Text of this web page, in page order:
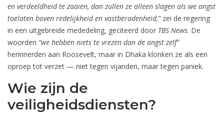
en verdeeldheid te zaaien, dan zullen ze alleen slagen als we angst
toelaten boven redelijkheid en vastberadenheid,”zei de regering
in een uitgebreide mededeling, geciteerd door TBS News. De
woorden “we hebben niets te vrezen dan de angst zelf”
herinnerden aan Roosevelt, maar in Dhaka klonken ze als een
oproep tot verzet — niet tegen vijanden, maar tegen paniek.
Wie zijn de
veiligheidsdiensten?